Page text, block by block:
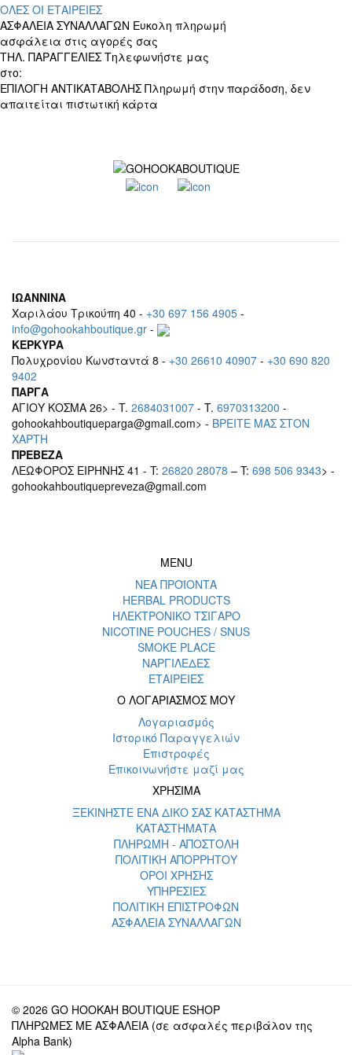
ΟΛΕΣ ΟΙ ΕΤΑΙΡΕΙΕΣ
ΑΣΦΑΛΕΙΑ ΣΥΝΑΛΛΑΓΩΝ Ευκολη πληρωμή
ασφάλεια στις αγορές σας
ΤΗΛ. ΠΑΡΑΓΓΕΛΙΕΣ Τηλεφωνήστε μας
στο:
ΕΠΙΛΟΓΗ ΑΝΤΙΚΑΤΑΒΟΛΗΣ Πληρωμή στην παράδοση, δεν
απαιτείται πιστωτική κάρτα
ΙΩΑΝΝΙΝΑ
Χαριλάου Τρικούπη 40 - +30 697 156 4905 -
info@gohookahboutique.gr -
ΚΕΡΚΥΡΑ
Πολυχρονίου Κωνσταντά 8 - +30 26610 40907 - +30 690 820
9402
ΠΑΡΓΑ
ΑΓΙΟΥ ΚΟΣΜΑ 26> - T. 2684031007 - T. 6970313200 -
gohookahboutiqueparga@gmail.com> - BΡEITE MAΣ ΣΤΟΝ
ΧΑΡΤΗ
ΠΡΕΒΕΖΑ
ΛΕΩΦΟΡΟΣ ΕΙΡΗΝΗΣ 41 - T: 26820 28078 – T: 698 506 9343> -
gohookahboutiquepreveza@gmail.com
MENU
ΝΕΑ ΠΡΟΪΟΝΤΑ
HERBAL PRODUCTS
ΗΛΕΚΤΡΟΝΙΚΟ ΤΣΙΓΑΡΟ
NICOTINE POUCHES / SNUS
SMOKE PLACE
ΝΑΡΓΙΛΕΔΕΣ
ΕΤΑΙΡΕΙΕΣ
Ο ΛΟΓΑΡΙΑΣΜΟΣ ΜΟΥ
Λογαριασμός
Ιστορικό Παραγγελιών
Επιστροφές
Επικοινωνήστε μαζί μας
ΧΡΗΣΙΜΑ
ΞΕΚΙΝΗΣΤΕ ΕΝΑ ΔΙΚΟ ΣΑΣ ΚΑΤΑΣΤΗΜΑ
ΚΑΤΑΣΤΗΜΑΤΑ
ΠΛΗΡΩΜΗ - ΑΠΟΣΤΟΛΗ
ΠΟΛΙΤΙΚΗ ΑΠΟΡΡΗΤΟΥ
ΟΡΟΙ ΧΡΗΣΗΣ
ΥΠΗΡΕΣΙΕΣ
ΠΟΛΙΤΙΚΗ ΕΠΙΣΤΡΟΦΩΝ
ΑΣΦΑΛΕΙΑ ΣΥΝΑΛΛΑΓΩΝ
© 2026 GO HOOKAH BOUTIQUE ESHOP
ΠΛΗΡΩΜΕΣ ΜΕ ΑΣΦΑΛΕΙΑ (σε ασφαλές περιβάλον της
Alpha Bank)